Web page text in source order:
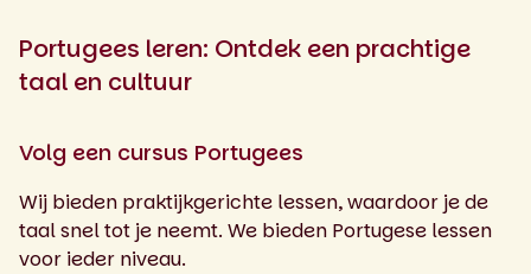
Portugees leren: Ontdek een prachtige
taal en cultuur
Volg een cursus Portugees
Wij bieden praktijkgerichte lessen, waardoor je de
taal snel tot je neemt. We bieden Portugese lessen
voor ieder niveau.